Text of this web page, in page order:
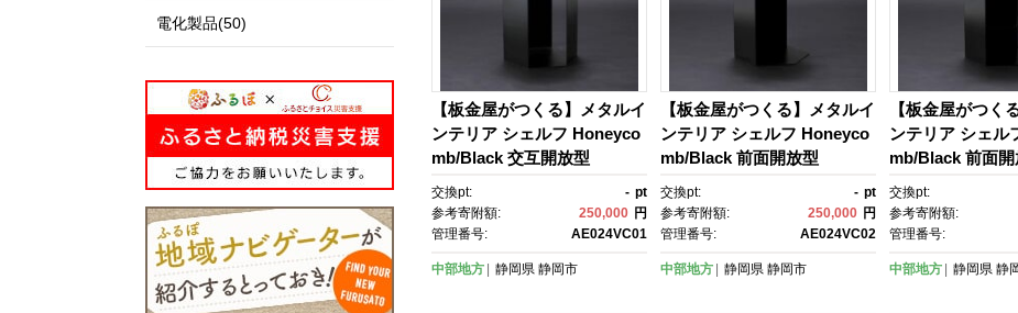
【板金屋がつくる】メタルイ
ンテリア シェルフ Honeyco
mb/Black 交互開放型
交換pt: - pt
参考寄附額:
250,000 円
管理番号:
AE024VC01
中部地方 静岡県 静岡市
【板金屋がつくる】メタルイ
ンテリア シェルフ Honeyco
mb/Black 前面開放型
交換pt: - pt
参考寄附額:
250,000 円
管理番号:
AE024VC02
中部地方 静岡県 静岡市
【板金屋がつく
ンテリア シェル
mb/Black 前面開
付)
交換pt:
参考寄附額:
管理番号:
中部地方 静岡県 静
電化製品(50)